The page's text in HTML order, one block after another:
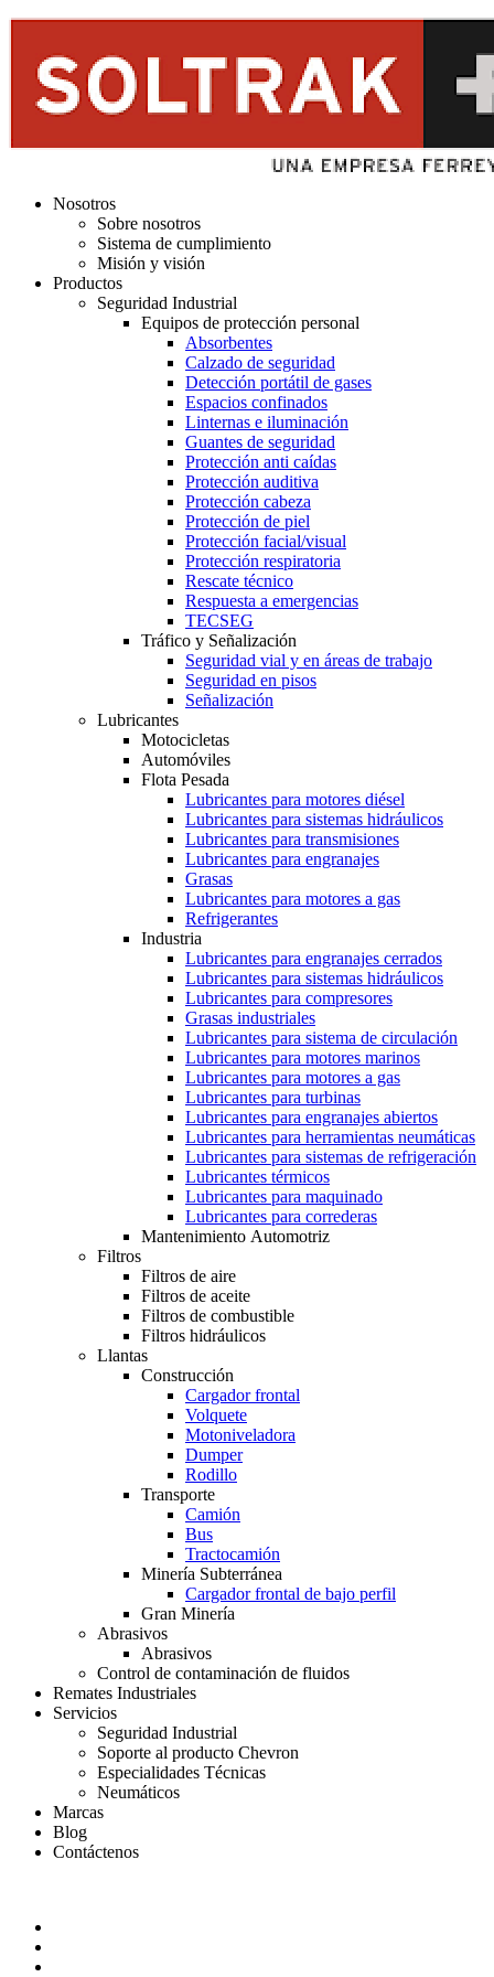
Nosotros
Sobre nosotros
Sistema de cumplimiento
Misión y visión
Productos
Seguridad Industrial
Equipos de protección personal
Absorbentes
Calzado de seguridad
Detección portátil de gases
Espacios confinados
Linternas e iluminación
Guantes de seguridad
Protección anti caídas
Protección auditiva
Protección cabeza
Protección de piel
Protección facial/visual
Protección respiratoria
Rescate técnico
Respuesta a emergencias
TECSEG
Tráfico y Señalización
Seguridad vial y en áreas de trabajo
Seguridad en pisos
Señalización
Lubricantes
Motocicletas
Automóviles
Flota Pesada
Lubricantes para motores diésel
Lubricantes para sistemas hidráulicos
Lubricantes para transmisiones
Lubricantes para engranajes
Grasas
Lubricantes para motores a gas
Refrigerantes
Industria
Lubricantes para engranajes cerrados
Lubricantes para sistemas hidráulicos
Lubricantes para compresores
Grasas industriales
Lubricantes para sistema de circulación
Lubricantes para motores marinos
Lubricantes para motores a gas
Lubricantes para turbinas
Lubricantes para engranajes abiertos
Lubricantes para herramientas neumáticas
Lubricantes para sistemas de refrigeración
Lubricantes térmicos
Lubricantes para maquinado
Lubricantes para correderas
Mantenimiento Automotriz
Filtros
Filtros de aire
Filtros de aceite
Filtros de combustible
Filtros hidráulicos
Llantas
Construcción
Cargador frontal
Volquete
Motoniveladora
Dumper
Rodillo
Transporte
Camión
Bus
Tractocamión
Minería Subterránea
Cargador frontal de bajo perfil
Gran Minería
Abrasivos
Abrasivos
Control de contaminación de fluidos
Remates Industriales
Servicios
Seguridad Industrial
Soporte al producto Chevron
Especialidades Técnicas
Neumáticos
Marcas
Blog
Contáctenos